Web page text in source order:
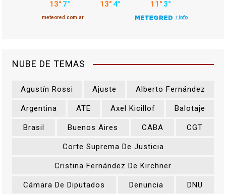
NUBE DE TEMAS
Agustín Rossi Ajuste Alberto Fernández
Argentina ATE Axel Kicillof Balotaje
Brasil Buenos Aires CABA CGT
Corte Suprema De Justicia
Cristina Fernández De Kirchner
Cámara De Diputados Denuncia DNU